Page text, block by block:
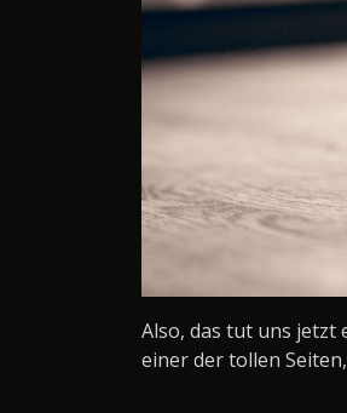
Also, das tut uns jetzt
einer der tollen